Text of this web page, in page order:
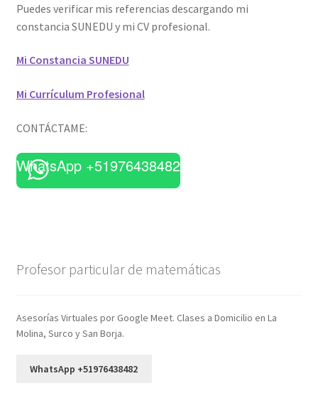
Puedes verificar mis referencias descargando mi
constancia SUNEDU y mi CV profesional.
Mi Constancia SUNEDU
Mi Currículum Profesional
CONTÁCTAME:
WhatsApp +51976438482
Profesor particular de matemáticas
Asesorías Virtuales por Google Meet. Clases a Domicilio en La
Molina, Surco y San Borja.
WhatsApp +51976438482